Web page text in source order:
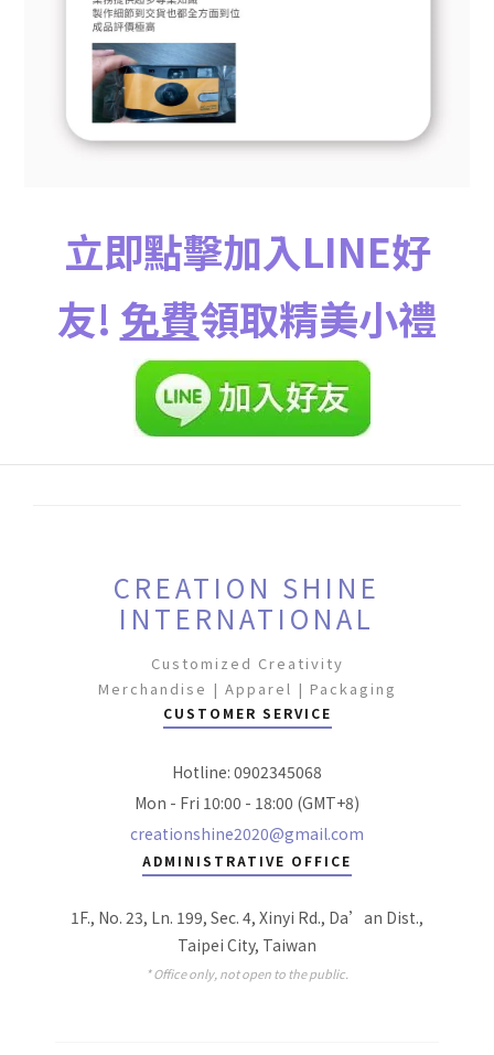
立即點擊加入LINE好
友! 免費領取精美小禮
CREATION SHINE
INTERNATIONAL
Customized Creativity
Merchandise | Apparel | Packaging
CUSTOMER SERVICE
Hotline: 0902345068
Mon - Fri 10:00 - 18:00 (GMT+8)
creationshine2020@gmail.com
ADMINISTRATIVE OFFICE
1F., No. 23, Ln. 199, Sec. 4, Xinyi Rd., Da’an Dist.,
Taipei City, Taiwan
* Office only, not open to the public.